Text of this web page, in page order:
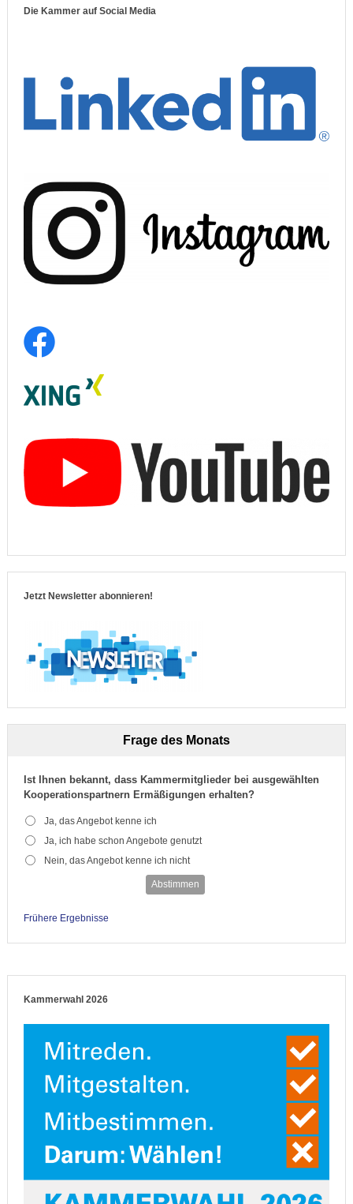
Die Kammer auf Social Media
Jetzt Newsletter abonnieren!
Frage des Monats
Ist Ihnen bekannt, dass Kammermitglieder bei ausgewählten
Kooperationspartnern Ermäßigungen erhalten?
Ja, das Angebot kenne ich
Ja, ich habe schon Angebote genutzt
Nein, das Angebot kenne ich nicht
Abstimmen
Frühere Ergebnisse
Kammerwahl 2026